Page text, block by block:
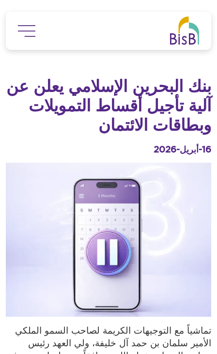
بنك البحرين الإسلامي يعلن عن
آلية تأجيل أقساط التمويلات
وبطاقات الائتمان
16-أبريل-2026
تماشياً مع التوجيهات الكريمة لصاحب السمو الملكي
الأمير سلمان بن حمد آل خليفة، ولي العهد رئيس